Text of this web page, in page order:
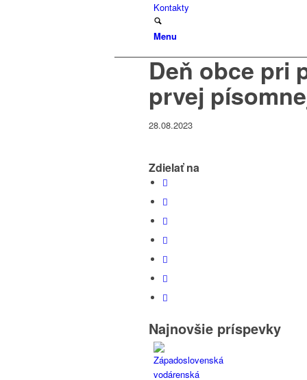
Kontakty
Menu
Deň obce pri
prvej
28.08.2023
Zdielať na
Najnovšie príspevky